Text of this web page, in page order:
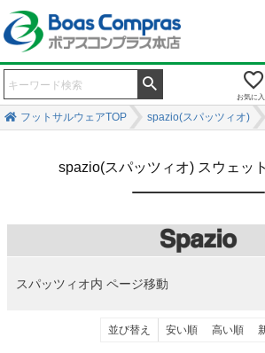
お気に入
フットサルウェアTOP spazio(スパッツィオ)
spazio(スパッツィオ) スウェッ
スパッツィオ内 ページ移動
並び替え 安い順 高い順